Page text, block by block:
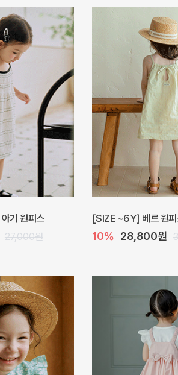
31,000원
해피 베베 요루 썸머 바
10% 28,800원